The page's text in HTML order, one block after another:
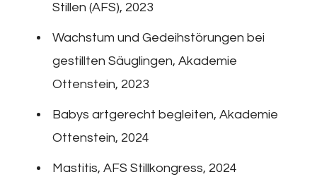
Stillen (AFS), 2023
Wachstum und Gedeihstörungen bei
gestillten Säuglingen, Akademie
Ottenstein, 2023
Babys artgerecht begleiten, Akademie
Ottenstein, 2024
Mastitis, AFS Stillkongress, 2024